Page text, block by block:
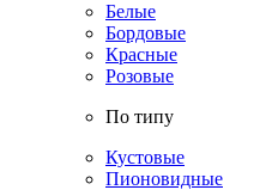
Белые
Бордовые
Красные
Розовые
По типу
Кустовые
Пионовидные